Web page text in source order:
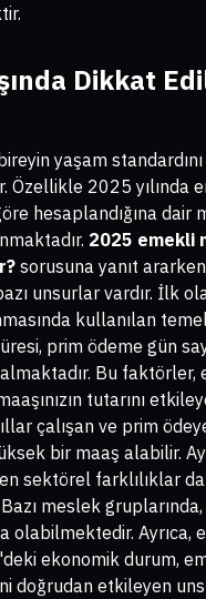
Dikkat
yaşam
Özellikle 2025 yılında
hesaplandığına dair
2025 emekli
sorusuna yanıt
unsurlar vardır. İlk
kullanılan
prim ödeme gün
almaktadır. Bu faktörler,
tutarını
çalışan ve prim
bir maaş alabilir.
sektörel farklılıklar
meslek
olabilmektedir. Ayrıca,
ekonomik durum,
doğrudan etkileyen